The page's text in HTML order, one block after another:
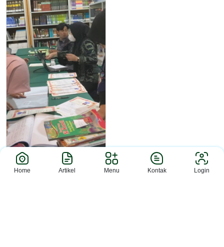
Home Artikel Menu Kontak Login